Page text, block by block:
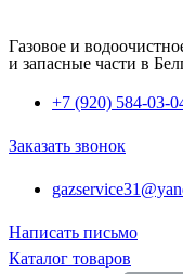
Газовое и
и запасные части в
+7 (920) 584-03-
Заказать звонок
Написать письмо
Каталог товаров